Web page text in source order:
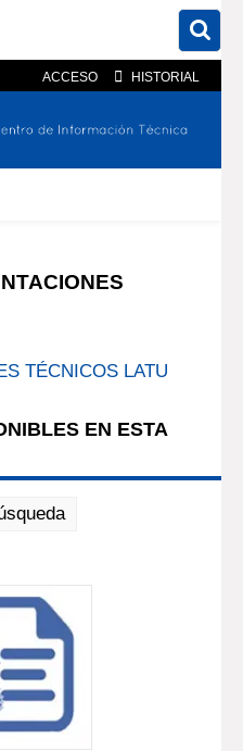
ACCESO HISTORIAL
En el sitio
TÉCNICOS LATU
EN ESTA